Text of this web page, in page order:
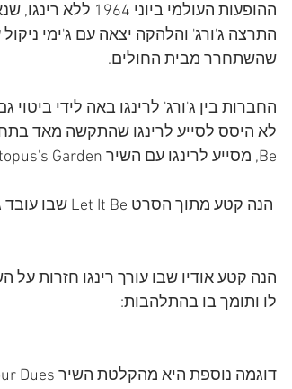
ההופעות העולמי
התרצה ג'ורג' והלהקה יצאה עם ג'ימי
שהשתחרר מבית החולים.
החברות בין ג'ורג' לרינגו באה לידי
Be, מסייע לרינגו עם השיר Octopus's Garden, ומסמן עבור רינגו את האקורדים הנכונים על הפסנתר.
לו ותומך בו בהתלהבות: